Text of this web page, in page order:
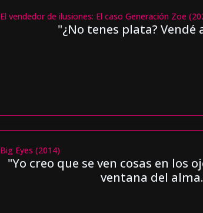
El vendedor de ilusiones: El caso Generación Zoe
"¿No tenes plata? Vendé
Big Eyes (2014)
"Yo creo que se ven cosas en los
ventana del